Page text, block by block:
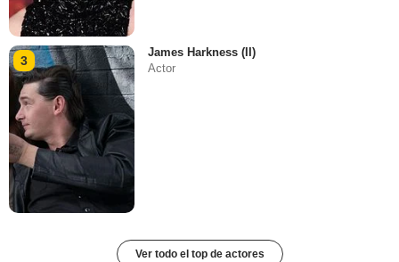
3
James Harkness (II)
Actor
Ver todo el top de actores